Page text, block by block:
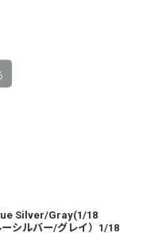
Silver/Gray(1/18
シルバー/グレイ）1/18